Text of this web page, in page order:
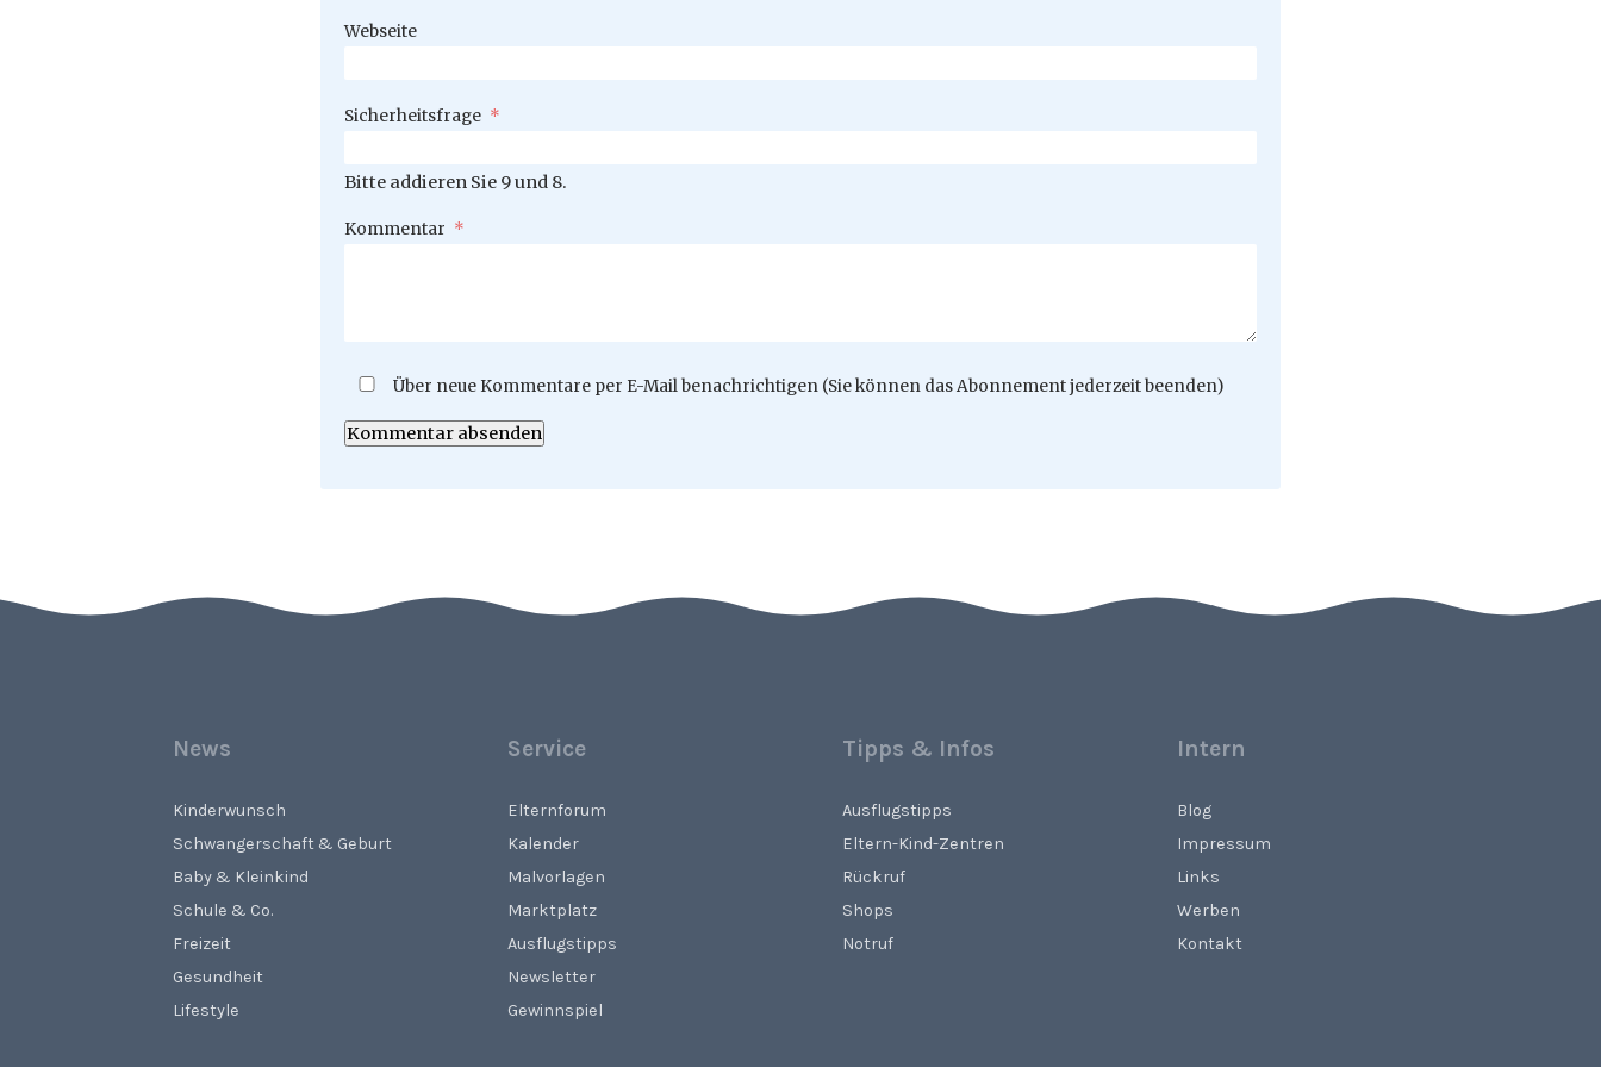
Webseite
Pflichtfeld
Sicherheitsfrage *
Bitte addieren Sie 9 und 8.
Pflichtfeld
Kommentar *
Über neue Kommentare per E-Mail benachrichtigen (Sie können das Abonnement jederzeit beenden)
Kommentar absenden
News
Kinderwunsch
Schwangerschaft & Geburt
Baby & Kleinkind
Schule & Co.
Freizeit
Gesundheit
Lifestyle
Service
Elternforum
Kalender
Malvorlagen
Marktplatz
Ausflugstipps
Newsletter
Gewinnspiel
Tipps & Infos
Ausflugstipps
Eltern-Kind-Zentren
Rückruf
Shops
Notruf
Intern
Blog
Impressum
Links
Werben
Kontakt